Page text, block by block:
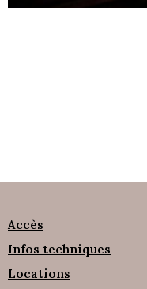
Accès
Infos techniques
Locations